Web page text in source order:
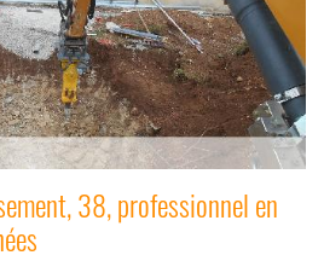
38, professionnel en